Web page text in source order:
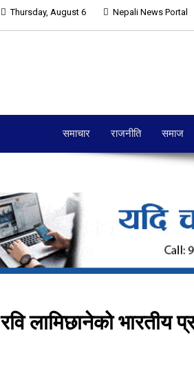
Thursday, August 6 Nepali News Portal
समाचार राजनीति समाज
रवि लामिछानेको भारतीय